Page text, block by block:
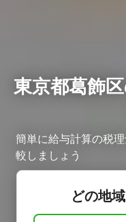
東京都葛飾
簡単に給与計算の税
較しましょう ​
どの地